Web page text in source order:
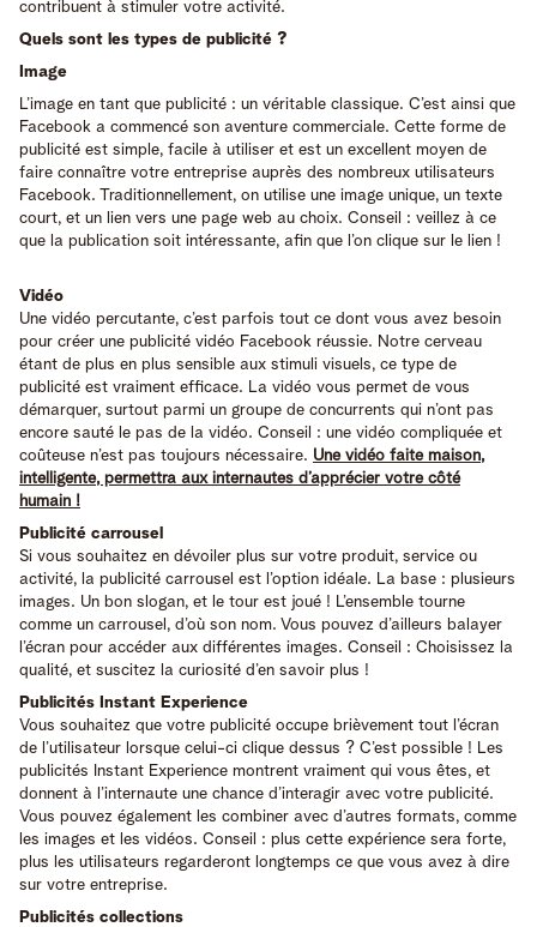
contribuent à stimuler votre activité.
Quels sont les types de publicité ?
Image
L’image en tant que publicité : un véritable classique. C’est ainsi que
Facebook a commencé son aventure commerciale. Cette forme de
publicité est simple, facile à utiliser et est un excellent moyen de
faire connaître votre entreprise auprès des nombreux utilisateurs
Facebook. Traditionnellement, on utilise une image unique, un texte
court, et un lien vers une page web au choix. Conseil : veillez à ce
que la publication soit intéressante, afin que l’on clique sur le lien !
Vidéo
Une vidéo percutante, c’est parfois tout ce dont vous avez besoin
pour créer une publicité vidéo Facebook réussie. Notre cerveau
étant de plus en plus sensible aux stimuli visuels, ce type de
publicité est vraiment efficace. La vidéo vous permet de vous
démarquer, surtout parmi un groupe de concurrents qui n’ont pas
encore sauté le pas de la vidéo. Conseil : une vidéo compliquée et
coûteuse n’est pas toujours nécessaire. Une vidéo faite maison,
intelligente, permettra aux internautes d’apprécier votre côté
humain !
Publicité carrousel
Si vous souhaitez en dévoiler plus sur votre produit, service ou
activité, la publicité carrousel est l’option idéale. La base : plusieurs
images. Un bon slogan, et le tour est joué ! L’ensemble tourne
comme un carrousel, d’où son nom. Vous pouvez d’ailleurs balayer
l’écran pour accéder aux différentes images. Conseil : Choisissez la
qualité, et suscitez la curiosité d’en savoir plus !
Publicités Instant Experience
Vous souhaitez que votre publicité occupe brièvement tout l’écran
de l’utilisateur lorsque celui-ci clique dessus ? C’est possible ! Les
publicités Instant Experience montrent vraiment qui vous êtes, et
donnent à l’internaute une chance d’interagir avec votre publicité.
Vous pouvez également les combiner avec d’autres formats, comme
les images et les vidéos. Conseil : plus cette expérience sera forte,
plus les utilisateurs regarderont longtemps ce que vous avez à dire
sur votre entreprise.
Publicités collections